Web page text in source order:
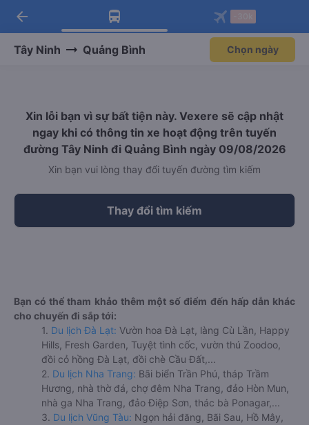
Tải app Vexere ngay!
Nhận ưu đãi thành viên độc
Mở app
Tải app Vexere
-30k/ghế khi đặt vé máy bay qua
Mở app
arrow_back
Tây Ninh Quảng Bình Chọn ngày
Xin lỗi bạn vì sự bất tiện này. Vexere sẽ cập nhật
ngay khi có thông tin xe hoạt động trên tuyến
đường Tây Ninh đi Quảng Bình ngày 09/08/2026
Xin bạn vui lòng thay đổi tuyến đường tìm kiếm
Thay đổi tìm kiếm
Bạn có thể tham khảo thêm một số điểm đến hấp dẫn khác
cho chuyến đi sắp tới:
1. Du lịch Đà Lạt: Vườn hoa Đà Lạt, làng Cù Lần, Happy
Hills, Fresh Garden, Tuyệt tình cốc, vườn thú Zoodoo,
đồi cỏ hồng Đà Lạt, đồi chè Cầu Đất,...
2. Du lịch Nha Trang: Bãi biển Trần Phú, tháp Trầm
Hương, nhà thờ đá, chợ đêm Nha Trang, đảo Hòn Mun,
nhà ga Nha Trang, đảo Điệp Sơn, thác bà Ponagar,...
3. Du lịch Vũng Tàu: Ngọn hải đăng, Bãi Sau, Hồ Mây,